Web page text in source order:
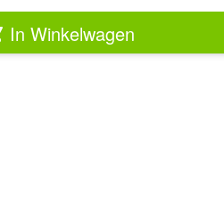
In Winkelwagen